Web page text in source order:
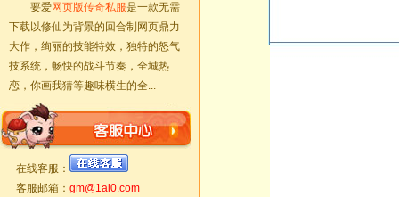
要爱网页版传奇私服是一款无需
下载以修仙为背景的回合制网页鼎力
大作，绚丽的技能特效，独特的怒气
技系统，畅快的战斗节奏，全城热
恋，你画我猜等趣味横生的全...
在线客服：
客服邮箱： gm@1ai0.com